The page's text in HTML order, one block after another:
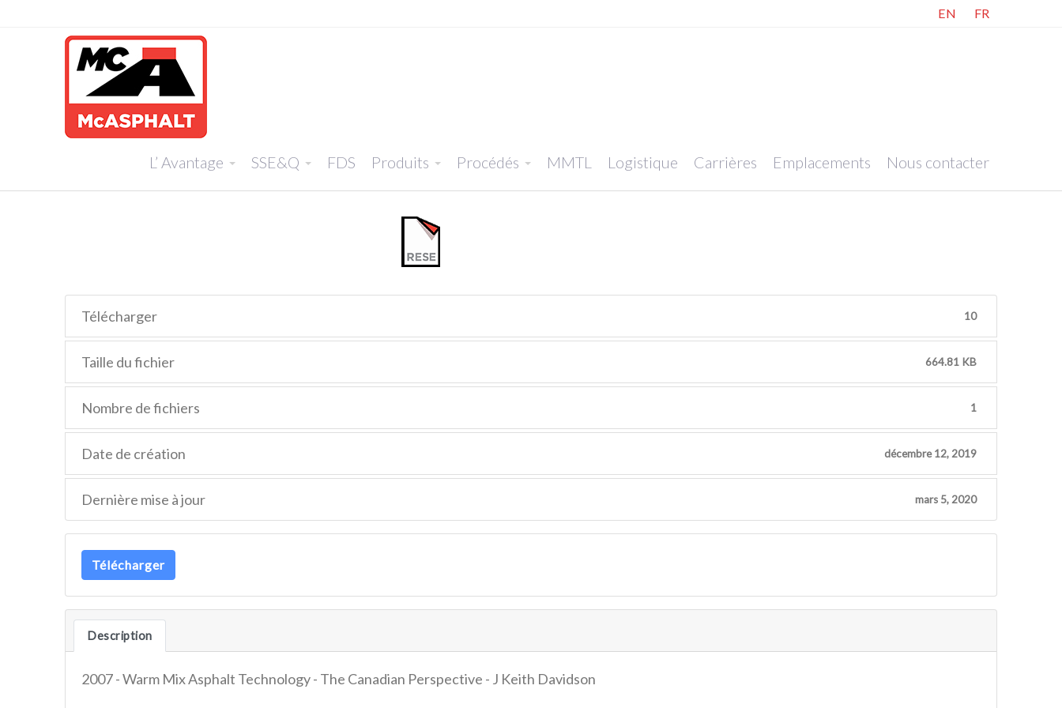
EN FR
L’ Avantage SSE&Q FDS Produits Procédés MMTL Logistique Carrières Emplacements Nous contacter
Télécharger 10
Taille du fichier 664.81 KB
Nombre de fichiers 1
Date de création décembre 12, 2019
Dernière mise à jour mars 5, 2020
Télécharger
Description
2007 - Warm Mix Asphalt Technology - The Canadian Perspective - J Keith Davidson